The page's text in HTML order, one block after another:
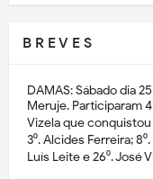
B R E V E S
DAMAS: Sábado dia
Meruje. Participaram
Vizela que conquistou
3⁰. Alcides Ferreira;
Luís Leite e 26⁰. José